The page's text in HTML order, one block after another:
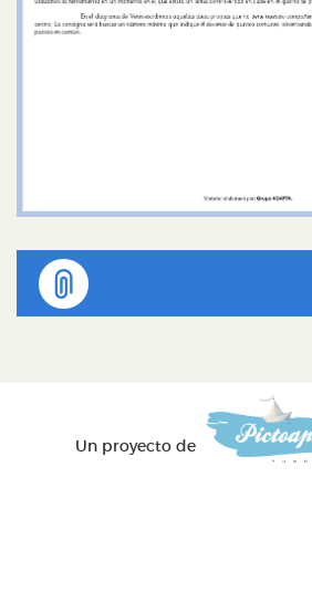
Un proyecto de